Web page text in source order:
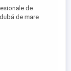
de
de mare
punctuali și
& RELOCĂRI:
și sedii de